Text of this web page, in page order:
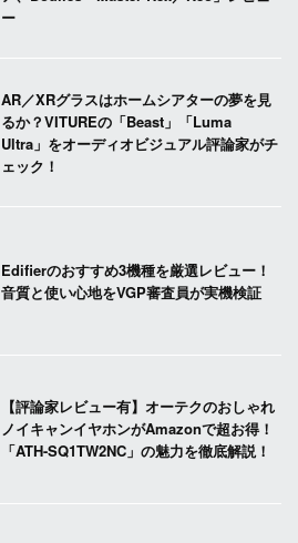
ー
AR／XRグラスはホームシアターの夢を見
るか？VITUREの「Beast」「Luma
Ultra」をオーディオビジュアル評論家がチ
ェック！
Edifierのおすすめ3機種を厳選レビュー！
音質と使い心地をVGP審査員が実機検証
【評論家レビュー有】オーテクのおしゃれ
ノイキャンイヤホンがAmazonで超お得！
「ATH-SQ1TW2NC」の魅力を徹底解説！